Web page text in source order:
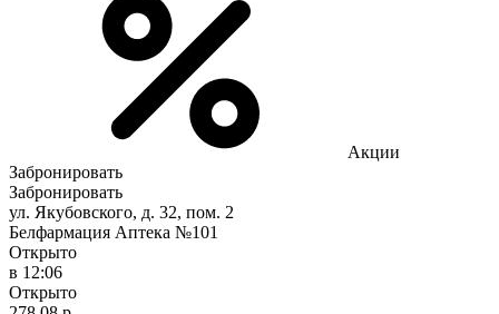
Акции
Забронировать
Забронировать
ул. Якубовского, д. 32, пом. 2
Белфармация Аптека №101
Открыто
в 12:06
Открыто